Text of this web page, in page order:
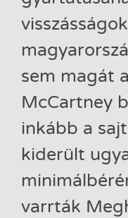
sem magát
McCartney
inkább a
kiderült
varrták